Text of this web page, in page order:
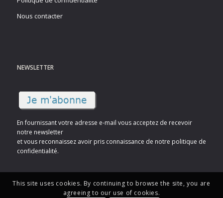
Nous contacter
NEWSLETTER
En fournissant votre adresse e-mail vous acceptez de recevoir
notre newsletter
et vous reconnaissez avoir pris connaissance de notre politique de
confidentialité.
This site uses cookies. By continuing to browse the site, you are
agreeing to our use of cookies.